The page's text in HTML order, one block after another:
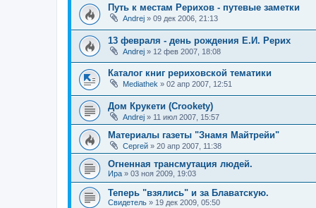
Путь к местам Рерихов - путевые заметки
Andrej » 09 дек 2006, 21:13
13 февраля - день рождения Е.И. Рерих
Andrej » 12 фев 2007, 18:08
Каталог книг рериховской тематики
Mediathek » 02 апр 2007, 12:51
Дом Крукети (Crookety)
Andrej » 11 июл 2007, 15:57
Материалы газеты "Знамя Майтрейи"
Сергей » 20 апр 2007, 11:38
Огненная трансмутация людей.
Ира » 03 ноя 2009, 19:03
Теперь "взялись" и за Блаватскую.
Свидетель » 19 дек 2009, 05:50